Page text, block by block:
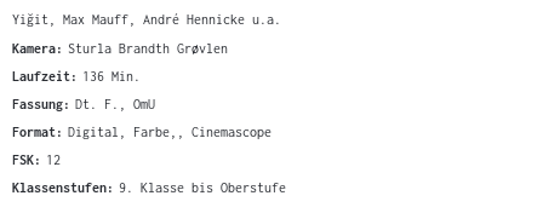
Yiğit, Max Mauff, André Hennicke u.a.
Kamera: Sturla Brandth Grøvlen
Laufzeit: 136 Min.
Fassung: Dt. F., OmU
Format: Digital, Farbe,, Cinemascope
FSK: 12
Klassenstufen: 9. Klasse bis Oberstufe